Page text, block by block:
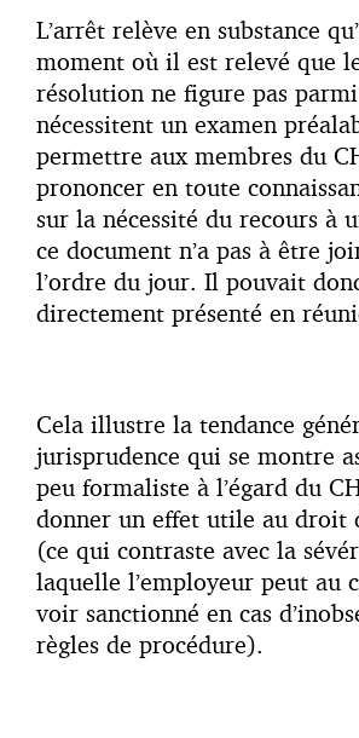
L’arrêt relève en substance
moment où il est relevé que
résolution ne figure pas
nécessitent un examen
permettre aux membres du
prononcer en toute
sur la nécessité du recours à
ce document n’a pas à être
l’ordre du jour. Il pouvait
directement présenté en
Cela illustre la tendance
jurisprudence qui se montre
peu formaliste à l’égard du
donner un effet utile au droit
(ce qui contraste avec la
laquelle l’employeur peut au
voir sanctionné en cas
règles de procédure).